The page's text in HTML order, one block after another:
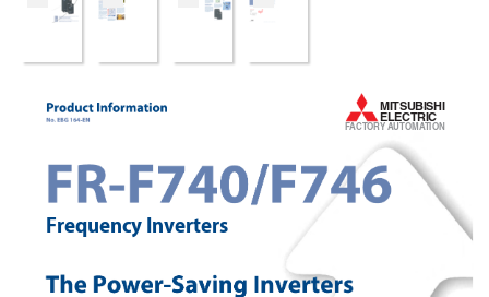
MITSUBISHI
ELECTRIC
FAC TO RY AU TOMATI ON
Frequency Inverters